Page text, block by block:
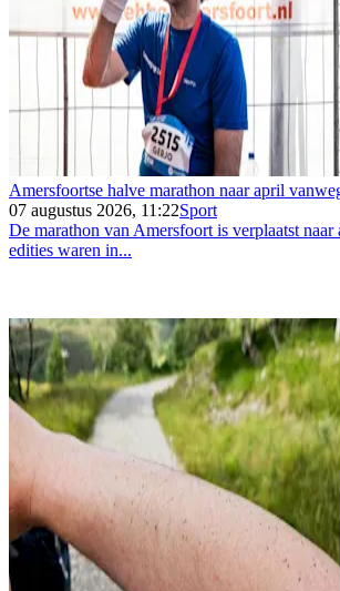
Amersfoortse halve marathon naar april
07 augustus 2026, 11:22Sport
De marathon van Amersfoort is verplaatst naar
edities waren in...